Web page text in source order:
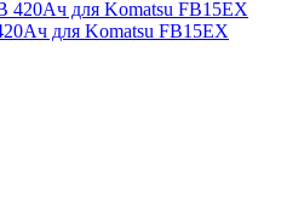
для Komatsu FB15EX